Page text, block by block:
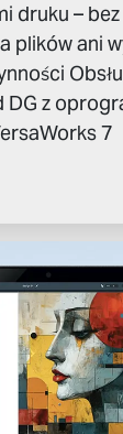
druku –
plików ani
DG z
7